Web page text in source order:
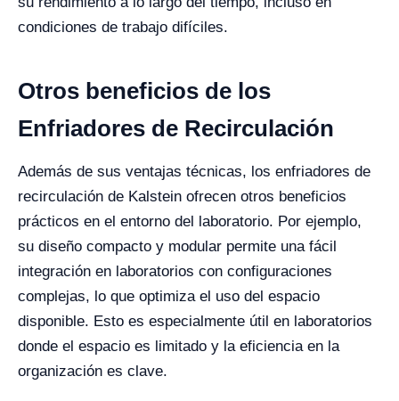
condiciones de trabajo difíciles.
Otros beneficios de los
Enfriadores de Recirculación
Además de sus ventajas técnicas, los enfriadores de
recirculación de Kalstein ofrecen otros beneficios
prácticos en el entorno del laboratorio. Por ejemplo,
su diseño compacto y modular permite una fácil
integración en laboratorios con configuraciones
complejas, lo que optimiza el uso del espacio
disponible. Esto es especialmente útil en laboratorios
donde el espacio es limitado y la eficiencia en la
organización es clave.